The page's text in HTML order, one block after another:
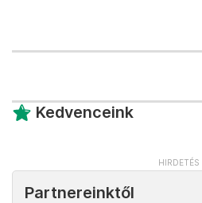
Kedvenceink
Partnereinktől